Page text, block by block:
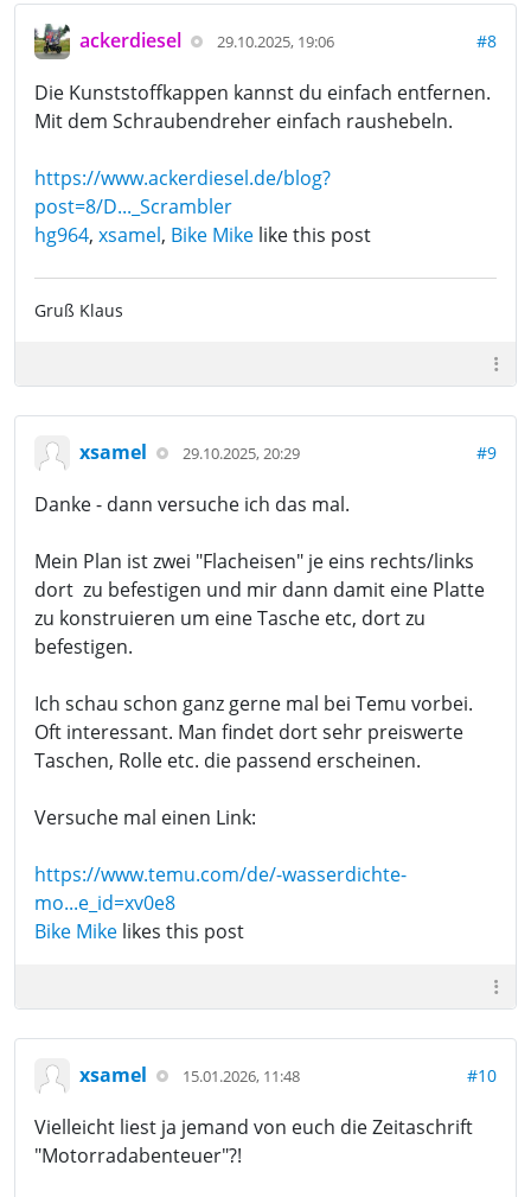
ackerdiesel 29.10.2025, 19:06 #8
Die Kunststoffkappen kannst du einfach entfernen.
Mit dem Schraubendreher einfach raushebeln.
https://www.ackerdiesel.de/blog?
post=8/D..._Scrambler
hg964, xsamel, Bike Mike like this post
Gruß Klaus
xsamel 29.10.2025, 20:29 #9
Danke - dann versuche ich das mal.
Mein Plan ist zwei "Flacheisen" je eins rechts/links
dort zu befestigen und mir dann damit eine Platte
zu konstruieren um eine Tasche etc, dort zu
befestigen.
Ich schau schon ganz gerne mal bei Temu vorbei.
Oft interessant. Man findet dort sehr preiswerte
Taschen, Rolle etc. die passend erscheinen.
Versuche mal einen Link:
https://www.temu.com/de/-wasserdichte-
mo...e_id=xv0e8
Bike Mike likes this post
xsamel 15.01.2026, 11:48 #10
Vielleicht liest ja jemand von euch die Zeitaschrift
"Motorradabenteuer"?!